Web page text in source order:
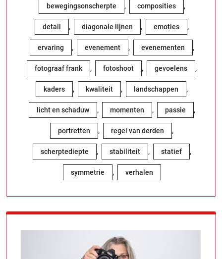
bewegingsonscherpte , composities ,
detail , diagonale lijnen , emoties ,
ervaring , evenement , evenementen ,
fotograaf frank , fotoshoot , gevoelens ,
kaders , kwaliteit , landschappen ,
licht en schaduw , momenten , passie ,
portretten , regel van derden ,
scherptediepte , stabiliteit , statief ,
symmetrie , verhalen